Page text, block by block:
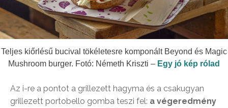
Teljes kiőrlésű bucival tökéletesre komponált Beyond és Magic
Mushroom burger. Fotó: Németh Kriszti – Egy jó kép rólad
Az i-re a pontot a grillezett hagyma és a csakugyan
grillezett portobello gomba teszi fel: a végeredmény